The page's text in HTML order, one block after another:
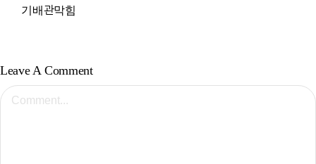
기배관막힘
Leave A Comment
Comment